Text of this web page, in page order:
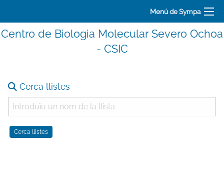
Menú de Sympa
Centro de Biologia Molecular Severo Ochoa
- CSIC
Cerca llistes